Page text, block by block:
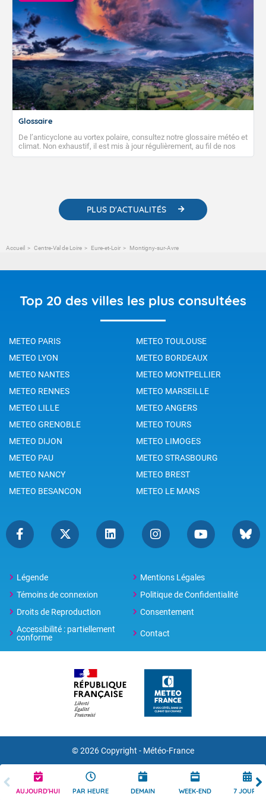
AUJOURD'HUI PAR HEURE DEMAIN WEEK-END 7 JOURS
Glossaire
De l’anticyclone au vortex polaire, consultez notre glossaire météo et
climat. Non exhaustif, il est mis à jour régulièrement, au fil de nos
publications. Vous y trouverez également des liens utiles vers nos
PLUS D'ACTUALITÉS
Accueil Centre-Val de Loire Eure-et-Loir Montigny-sur-Avre
Top 20 des villes les plus consultées
METEO PARIS
METEO TOULOUSE
METEO LYON
METEO BORDEAUX
METEO NANTES
METEO MONTPELLIER
METEO RENNES
METEO MARSEILLE
METEO LILLE
METEO ANGERS
METEO GRENOBLE
METEO TOURS
METEO DIJON
METEO LIMOGES
METEO PAU
METEO STRASBOURG
METEO NANCY
METEO BREST
METEO BESANCON
METEO LE MANS
Légende
Mentions Légales
Témoins de connexion
Politique de Confidentialité
Droits de Reproduction
Consentement
Accessibilité : partiellement
conforme
Contact
© 2026 Copyright - Météo-France